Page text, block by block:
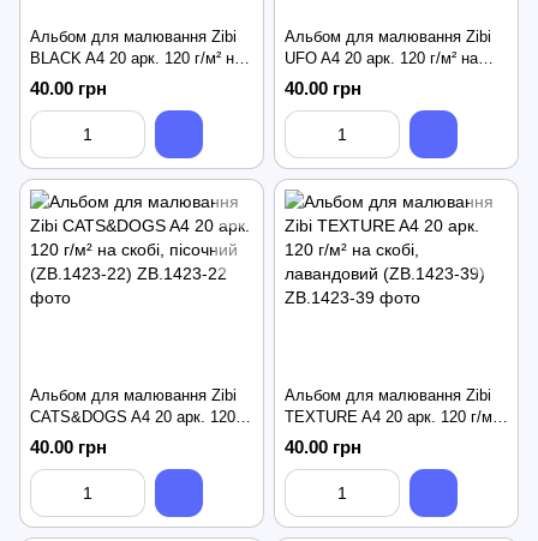
Альбом для малювання Zibi
BLACK A4 20 арк. 120 г/м² на
скобі, чорний (ZB.1423-01)
40.00 грн
Альбом для малювання Zibi
UFO A4 20 арк. 120 г/м² на
скобі, зелений (ZB.1423-04)
40.00 грн
Альбом для малювання Zibi
CATS&DOGS A4 20 арк. 120 г/
м² на скобі, пісочний (ZB.1423-
40.00 грн
Альбом для малювання Zibi
TEXTURE A4 20 арк. 120 г/м²
на скобі, лавандовий
(ZB.1423-39)
40.00 грн